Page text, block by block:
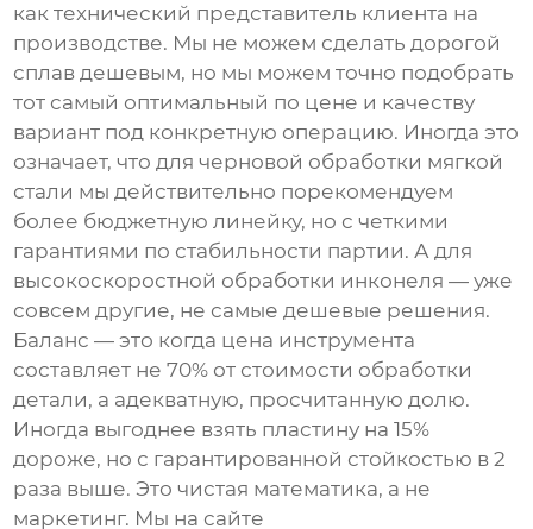
как технический представитель клиента на
производстве. Мы не можем сделать дорогой
сплав дешевым, но мы можем точно подобрать
тот самый оптимальный по цене и качеству
вариант под конкретную операцию. Иногда это
означает, что для черновой обработки мягкой
стали мы действительно порекомендуем
более бюджетную линейку, но с четкими
гарантиями по стабильности партии. А для
высокоскоростной обработки инконеля — уже
совсем другие, не самые дешевые решения.
Баланс — это когда цена инструмента
составляет не 70% от стоимости обработки
детали, а адекватную, просчитанную долю.
Иногда выгоднее взять пластину на 15%
дороже, но с гарантированной стойкостью в 2
раза выше. Это чистая математика, а не
маркетинг. Мы на сайте